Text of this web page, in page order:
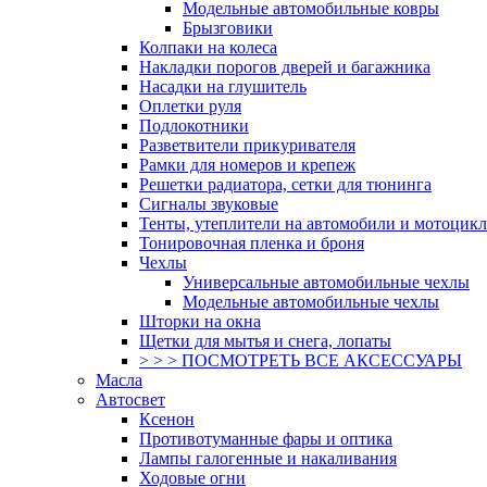
Модельные автомобильные ковры
Брызговики
Колпаки на колеса
Накладки порогов дверей и багажника
Насадки на глушитель
Оплетки руля
Подлокотники
Разветвители прикуривателя
Рамки для номеров и крепеж
Решетки радиатора, сетки для тюнинга
Сигналы звуковые
Тенты, утеплители на автомобили и
Тонировочная пленка и броня
Чехлы
Универсальные автомобильные чехлы
Модельные автомобильные чехлы
Шторки на окна
Щетки для мытья и снега, лопаты
> > > ПОСМОТРЕТЬ ВСЕ АКСЕССУАРЫ
Масла
Автосвет
Ксенон
Противотуманные фары и оптика
Лампы галогенные и накаливания
Ходовые огни